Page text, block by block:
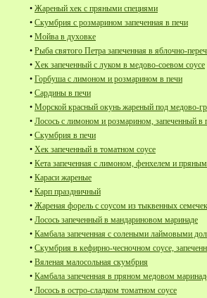
• Жареный хек с пряными специями
• Скумбрия с розмарином запеченная в печи
• Мойва в духовке
• Рыба святого Петра запеченная в яблочно-
• Хек запеченный с луком в медово-соевом соусе
• Горбуша с лимоном и розмарином в печи
• Сардины в печи
• Морской красный окунь жареный под медово-
• Лосось с лимоном и розмарином, запеченный в
• Скумбрия в печи
• Хек запеченный в томатном соусе
• Кета запеченная с лимоном, фенхелем и
• Караси жареные
• Карп праздничный
• Жареная форель с соусом из тыквенных
• Лосось запеченный в мандариновом маринаде
• Камбала запеченная с солеными лаймовыми
• Скумбрия в кефирно-чесночном соусе,
• Вяленая малосольная скумбрия
• Камбала запеченная в пряном медовом
• Лосось в остро-сладком томатном соусе